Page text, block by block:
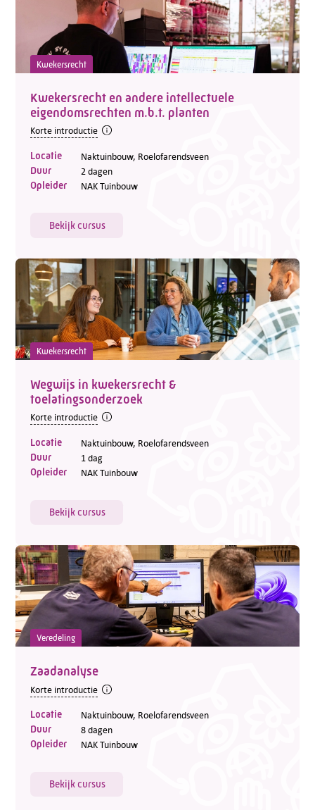
Kwekersrecht
Kwekersrecht en andere intellectuele
eigendomsrechten m.b.t. planten
Korte introductie
Locatie Naktuinbouw, Roelofarendsveen
Duur 2 dagen
Opleider NAK Tuinbouw
Bekijk cursus
Kwekersrecht
Wegwijs in kwekersrecht &
toelatingsonderzoek
Korte introductie
Locatie Naktuinbouw, Roelofarendsveen
Duur 1 dag
Opleider NAK Tuinbouw
Bekijk cursus
Veredeling
Zaadanalyse
Korte introductie
Locatie Naktuinbouw, Roelofarendsveen
Duur 8 dagen
Opleider NAK Tuinbouw
Bekijk cursus